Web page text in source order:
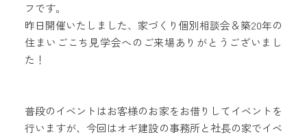
フです。
昨日開催いたしました、家づくり個別相談会＆築20年の
住まいごこち見学会へのご来場ありがとうございまし
た！
普段のイベントはお客様のお家をお借りしてイベントを
行いますが、今回はオギ建設の事務所と社長の家でイベ